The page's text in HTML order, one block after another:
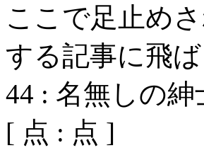
ここで足止め
する記事に飛
44 : 名無しの紳
[ 点 : 点 ]